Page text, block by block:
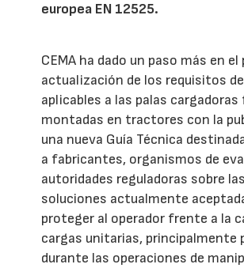
europea EN 12525.
CEMA ha dado un paso más en el
actualización de los requisitos
aplicables a las palas
montadas en tractores con la
una nueva Guía Técnica
a fabricantes, organismos de
autoridades reguladoras sobre las
soluciones actualmente
proteger al operador frente a la
cargas unitarias, principalmente
durante las operaciones de